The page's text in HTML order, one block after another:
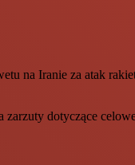
na Iranie za atak
dotyczące